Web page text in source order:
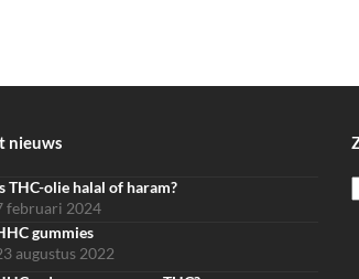
nieuws
THC-olie halal of haram?
februari 2024
gummies
augustus 2022